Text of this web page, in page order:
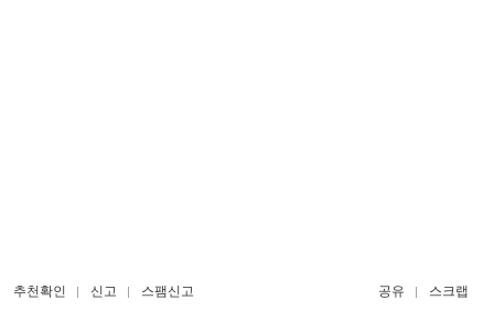
추천확인 신고 스팸신고 공유 스크랩